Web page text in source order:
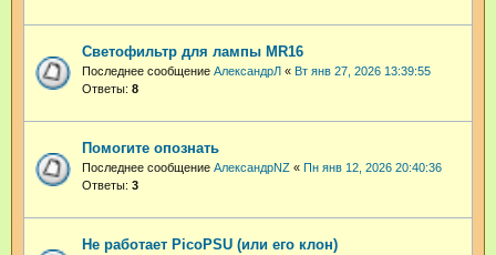
Светофильтр для лампы MR16
Последнее сообщение АлександрЛ « Вт янв 27, 2026 13:39:55
Ответы: 8
Помогите опознать
Последнее сообщение АлександрNZ « Пн янв 12, 2026 20:40:36
Ответы: 3
Не работает PicoPSU (или его клон)